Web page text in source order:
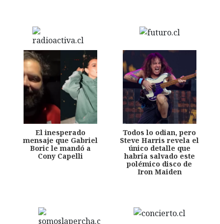
El inesperado
mensaje que Gabriel
Boric le mandó a
Cony Capelli
Todos lo odian, pero
Steve Harris revela el
único detalle que
habría salvado este
polémico disco de
Iron Maiden